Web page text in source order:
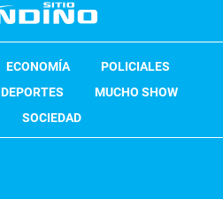
ECONOMÍA
POLICIALES
DEPORTES
MUCHO SHOW
SOCIEDAD